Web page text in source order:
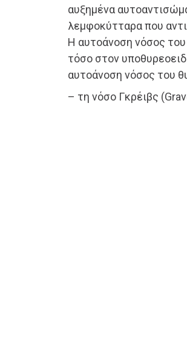
αυξημένα
λεμφοκύτταρα που
Η αυτοάνοση νόσος
τόσο στον
αυτοάνοση νόσος του
– τη νόσο Γκρέιβς